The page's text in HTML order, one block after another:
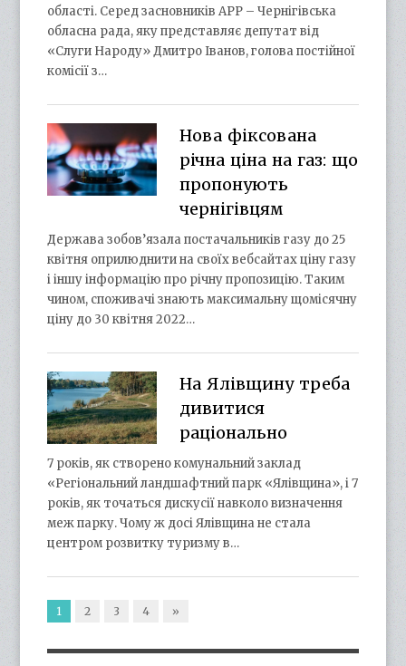
області. Серед засновників АРР – Чернігівська
обласна рада, яку представляє депутат від
«Слуги Народу» Дмитро Іванов, голова постійної
комісії з…
Нова фіксована
річна ціна на газ: що
пропонують
чернігівцям
Держава зобов’язала постачальників газу до 25
квітня оприлюднити на своїх вебсайтах ціну газу
і іншу інформацію про річну пропозицію. Таким
чином, споживачі знають максимальну щомісячну
ціну до 30 квітня 2022…
На Ялівщину треба
дивитися
раціонально
7 років, як створено комунальний заклад
«Регіональний ландшафтний парк «Ялівщина», і 7
років, як точаться дискусії навколо визначення
меж парку. Чому ж досі Ялівщина не стала
центром розвитку туризму в…
1 2 3 4 »